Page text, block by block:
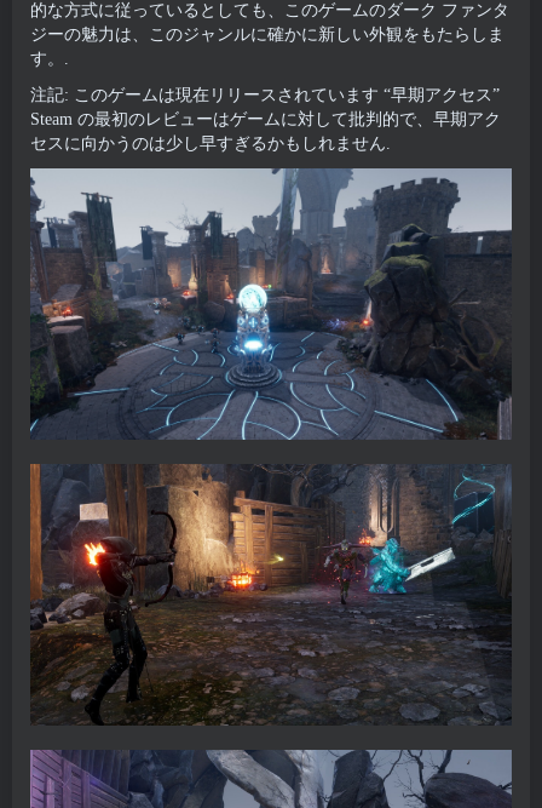
的な方式に従っているとしても、このゲームのダーク ファンタ
ジーの魅力は、このジャンルに確かに新しい外観をもたらしま
す。.
注記: このゲームは現在リリースされています “早期アクセス”
Steam の最初のレビューはゲームに対して批判的で、早期アク
セスに向かうのは少し早すぎるかもしれません.